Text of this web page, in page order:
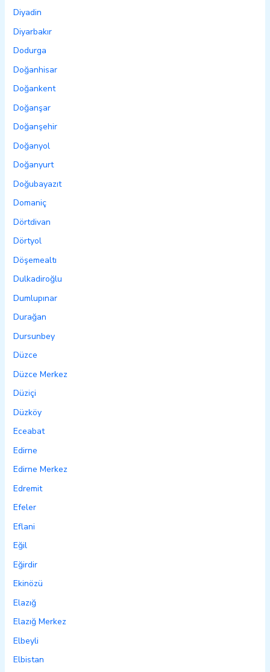
Diyadin
Diyarbakır
Dodurga
Doğanhisar
Doğankent
Doğanşar
Doğanşehir
Doğanyol
Doğanyurt
Doğubayazıt
Domaniç
Dörtdivan
Dörtyol
Döşemealtı
Dulkadiroğlu
Dumlupınar
Durağan
Dursunbey
Düzce
Düzce Merkez
Düziçi
Düzköy
Eceabat
Edirne
Edirne Merkez
Edremit
Efeler
Eflani
Eğil
Eğirdir
Ekinözü
Elazığ
Elazığ Merkez
Elbeyli
Elbistan